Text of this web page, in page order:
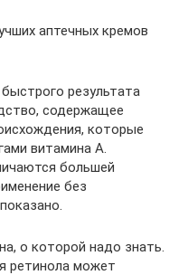
аптечных кремов
результата
содержащее
которые
витамина А.
большей
без
о которой надо знать.
ретинола может